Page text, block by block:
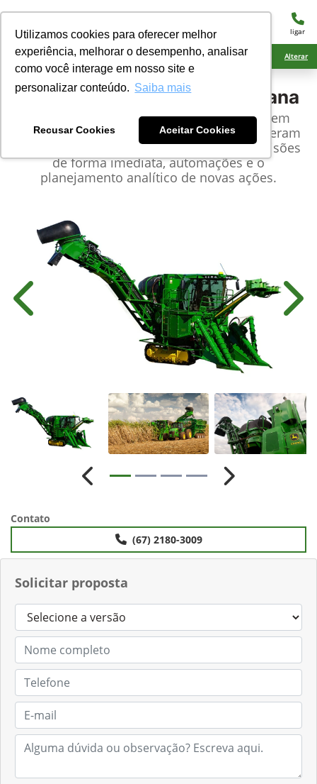
Utilizamos cookies para oferecer melhor
experiência, melhorar o desempenho, analisar
como você interage em nosso site e
personalizar conteúdo. Saiba mais
Recusar Cookies Aceitar Cookies
menu ligar
Ciarama Máquinas Rio Brilhante Alterar
John DeereColhedora de Cana
As colhedoras de cana John Deere possuem
tecnologias exclusivas e inovadoras, que geram
dados precisos permitindo tomada de decisões
de forma imediata, automações e o
planejamento analítico de novas ações.
Solicitar proposta
Anterior
Anterior Próximo
Contato
(67) 2180-3009